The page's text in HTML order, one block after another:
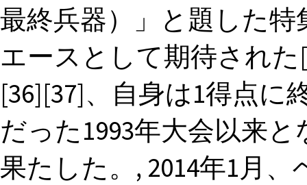
最終兵器）」と題した特
エースとして期待され
[36][37]、自身は1得点に
だった1993年大会以来
果たした。, 2014年1月